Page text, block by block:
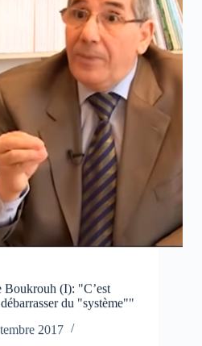
Boukrouh (I): "C’est
du "système""
2017